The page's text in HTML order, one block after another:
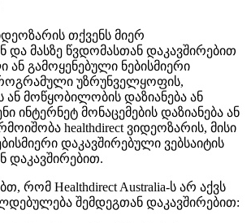
დეოზარის თქვენს მიერ
ნ და მასზე წვდომასთან დაკავშირებით
ი ან გამოყენებული ნებისმიერი
ოგრამული უზრუნველყოფის,
ან მოწყობილობის დაზიანება ან
ნი ინტერნეტ მონაცემების დაზიანება ან
მოიშობა healthdirect ვიდეოზარის, მისი
ბისმიერი დაკავშირებული ვებსაიტის
ნ დაკავშირებით.
ბთ, რომ Healthdirect Australia-ს არ აქვს
დებულება შემდეგთან დაკავშირებით: